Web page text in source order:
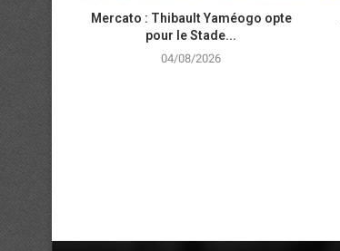
Mercato : Thibault Yaméogo opte
pour le Stade...
04/08/2026